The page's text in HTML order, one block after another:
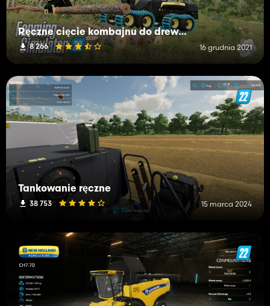
Ręczne cięcie kombajnu do drewna
8 266 16 grudnia 2021
Tankowanie ręczne
38 753 15 marca 2024